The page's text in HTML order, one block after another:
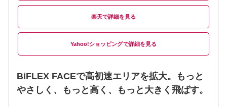
楽天
Yahoo!ショッピング
BiFLEX FACEで高初速エリアを拡大。もっと
やさしく、もっと高く、もっと大きく飛ばす。